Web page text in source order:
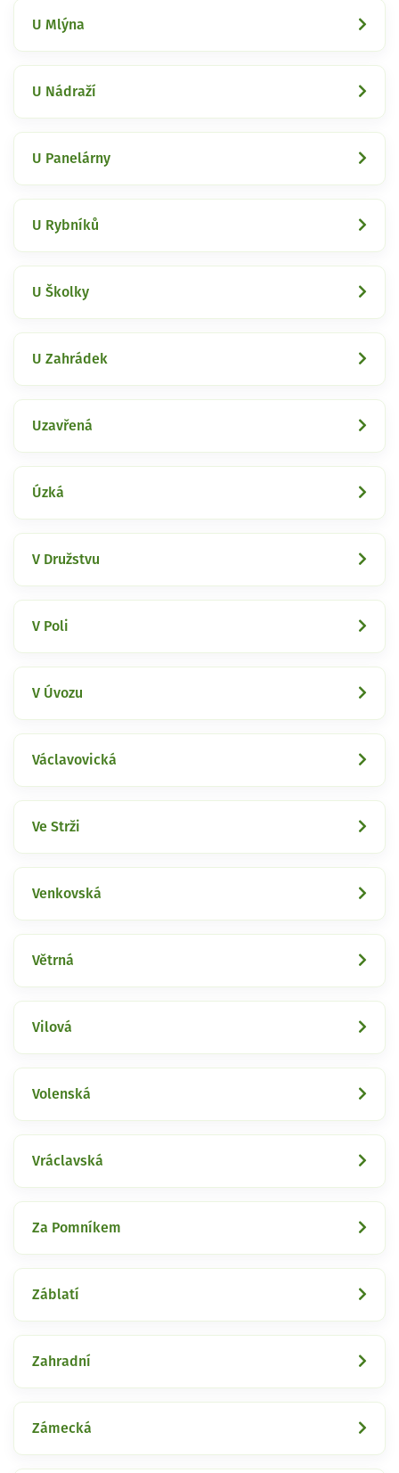
U Mlýna
U Nádraží
U Panelárny
U Rybníků
U Školky
U Zahrádek
Uzavřená
Úzká
V Družstvu
V Poli
V Úvozu
Václavovická
Ve Strži
Venkovská
Větrná
Vilová
Volenská
Vráclavská
Za Pomníkem
Záblatí
Zahradní
Zámecká